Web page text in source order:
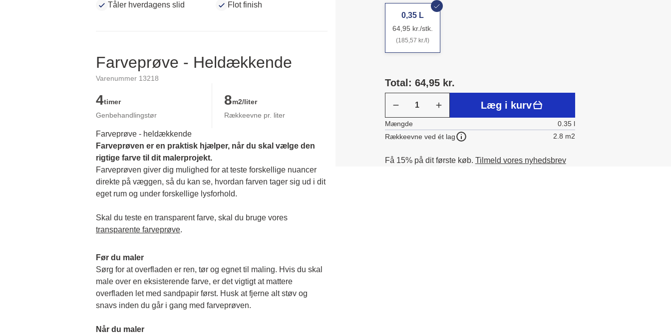
Tåler hverdagens slid Flot finish
Farveprøve - Heldækkende
Varenummer 13218
4timer
Genbehandlingstør
8m2/liter
Rækkeevne pr. liter
Farveprøve - heldækkende
Farveprøven er en praktisk hjælper, når du skal vælge den
rigtige farve til dit malerprojekt.
Farveprøven giver dig mulighed for at teste forskellige nuancer
direkte på væggen, så du kan se, hvordan farven tager sig ud i dit
eget rum og under forskellige lysforhold.
transparente farveprøve.
Før du maler
Sørg for at overfladen er ren, tør og egnet til maling. Hvis du skal
male over en eksisterende farve, er det vigtigt at mattere
overfladen let med sandpapir først. Husk at fjerne alt støv og
snavs inden du går i gang med farveprøven.
Når du maler
0,35 L
64,95 kr./stk.
(185,57 kr./l)
Total: 64,95 kr.
Læg i kurv
Mængde
0.35 l
Rækkeevne ved ét lag
2.8 m2
Få 15% på dit første køb. Tilmeld vores nyhedsbrev